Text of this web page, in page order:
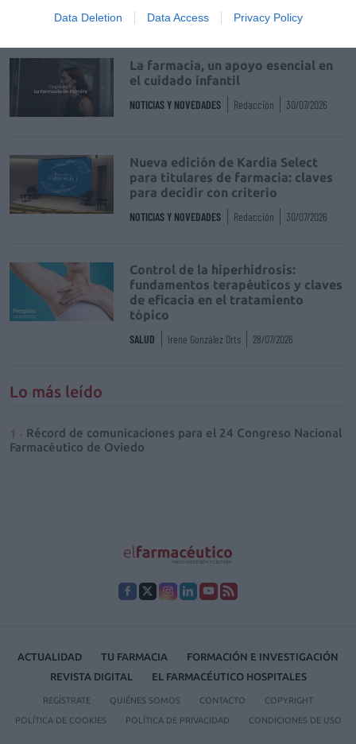
Data Deletion Data Access Privacy Policy
NOTICIAS Y NOVEDADES Redacción 31/07/2026
La farmacia, un apoyo esencial en
el cuidado infantil
NOTICIAS Y NOVEDADES Redacción 30/07/2026
Nueva edición de Kardia Select
para titulares de farmacia: claves
para decidir con criterio
NOTICIAS Y NOVEDADES Redacción 30/07/2026
Control de la hiperhidrosis:
fundamentos terapéuticos y claves
de eficacia en el tratamiento
tópico
SALUD Irene González Orts 28/07/2026
Lo más leído
Récord de comunicaciones para el 24 Congreso Nacional
Farmacéutico de Oviedo
ACTUALIDAD TU FARMACIA
FORMACIÓN E INVESTIGACIÓN
REVISTA DIGITAL
EL FARMACÉUTICO HOSPITALES
REGÍSTRATE QUIÉNES SOMOS CONTACTO COPYRIGHT
POLÍTICA DE COOKIES POLÍTICA DE PRIVACIDAD CONDICIONES DE USO